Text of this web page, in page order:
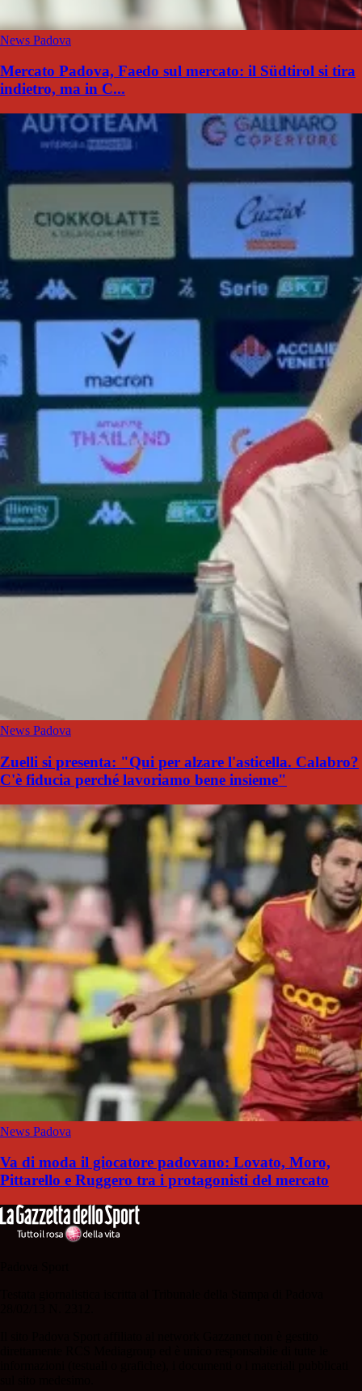
News Padova
Mercato Padova, Faedo sul mercato: il Südtirol si tira
indietro, ma in C...
News Padova
Zuelli si presenta: "Qui per alzare l'asticella. Calabro?
C'è fiducia perché lavoriamo bene insieme"
News Padova
Va di moda il giocatore padovano: Lovato, Moro,
Pittarello e Ruggero tra i protagonisti del mercato